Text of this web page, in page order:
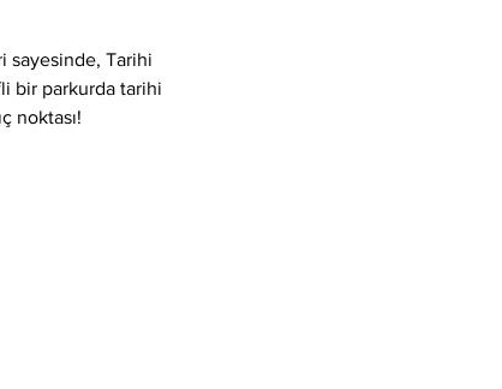
sayesinde, Tarihi
bir parkurda tarihi
noktası!